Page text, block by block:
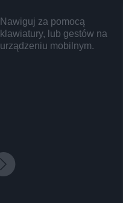
Nawiguj za pomocą
klawiatury, lub gestów na
urządzeniu mobilnym.